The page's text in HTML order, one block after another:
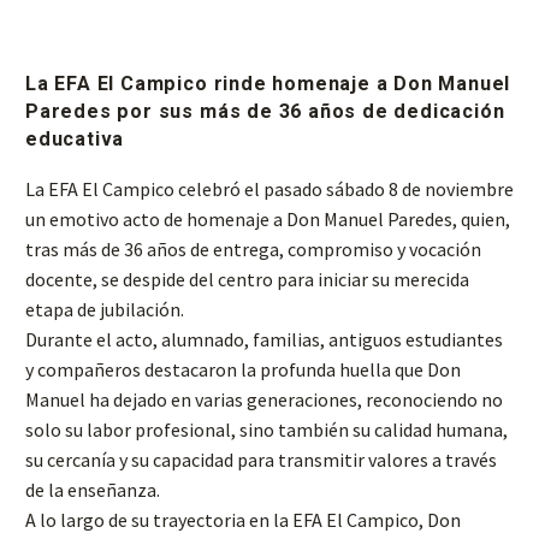
La EFA El Campico rinde homenaje a Don Manuel
Paredes por sus más de 36 años de dedicación
educativa
La EFA El Campico celebró el pasado sábado 8 de noviembre
un emotivo acto de homenaje a Don Manuel Paredes, quien,
tras más de 36 años de entrega, compromiso y vocación
docente, se despide del centro para iniciar su merecida
etapa de jubilación.
Durante el acto, alumnado, familias, antiguos estudiantes
y compañeros destacaron la profunda huella que Don
Manuel ha dejado en varias generaciones, reconociendo no
solo su labor profesional, sino también su calidad humana,
su cercanía y su capacidad para transmitir valores a través
de la enseñanza.
A lo largo de su trayectoria en la EFA El Campico, Don